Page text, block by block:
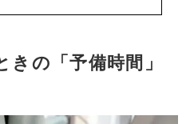
きの「予備時間」